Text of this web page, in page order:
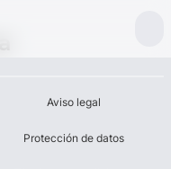
Aviso legal
Protección de datos